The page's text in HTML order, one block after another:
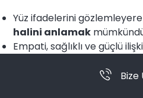
Yüz ifadelerini
halini anlamak
Empati, sağlıklı ve güçlü
etkileşimlerde daha etkiliBize